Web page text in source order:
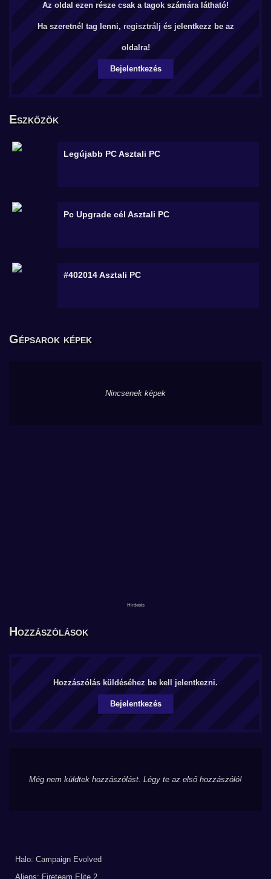
Az oldal ezen része csak a tagok számára látható!
Ha szeretnél tag lenni, regisztrálj és jelentkezz be az
oldalra!
Bejelentkezés
Eszközök
Legújabb PCAsztali PC
Pc Upgrade cél Asztali PC
#402014Asztali PC
Gépsarok képek
Nincsenek képek
Hozzászólások
Hozzászólás küldéséhez be kell jelentkezni.
Bejelentkezés
Még nem küldtek hozzászólást. Légy te az első hozzászóló!
Halo: Campaign Evolved
Aliens: Fireteam Elite 2